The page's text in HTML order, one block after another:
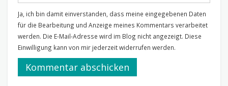
Ja, ich bin damit einverstanden, dass meine eingegebenen Daten
für die Bearbeitung und Anzeige meines Kommentars verarbeitet
werden. Die E-Mail-Adresse wird im Blog nicht angezeigt. Diese
Einwilligung kann von mir jederzeit widerrufen werden.